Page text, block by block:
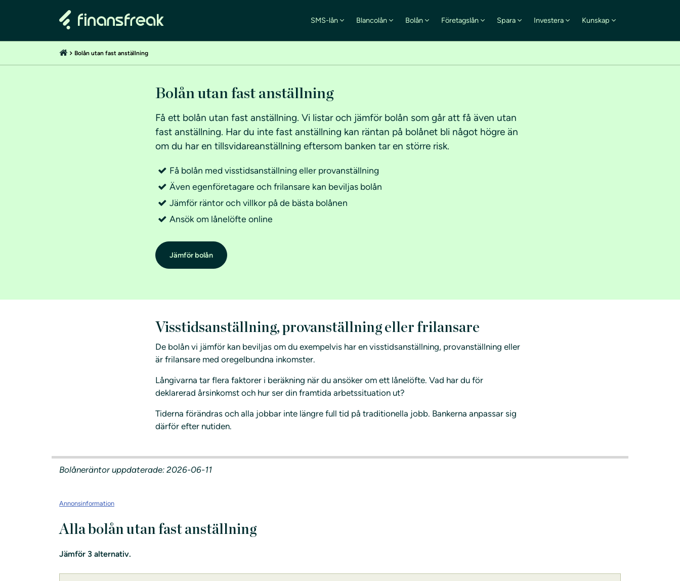
SMS-lån Blancolån Bolån Företagslån Spara Investera Kunskap
Bolån utan fast anställning
Bolån utan fast anställning
Få ett bolån utan fast anställning. Vi listar och jämför bolån som går att få även utan
fast anställning. Har du inte fast anställning kan räntan på bolånet bli något högre än
om du har en tillsvidareanställning eftersom banken tar en större risk.
Få bolån med visstidsanställning eller provanställning
Även egenföretagare och frilansare kan beviljas bolån
Jämför räntor och villkor på de bästa bolånen
Ansök om lånelöfte online
Jämför bolån
Visstidsanställning, provanställning eller frilansare
De bolån vi jämför kan beviljas om du exempelvis har en visstidsanställning, provanställning eller
är frilansare med oregelbundna inkomster.
Långivarna tar flera faktorer i beräkning när du ansöker om ett lånelöfte. Vad har du för
deklarerad årsinkomst och hur ser din framtida arbetssituation ut?
Tiderna förändras och alla jobbar inte längre full tid på traditionella jobb. Bankerna anpassar sig
därför efter nutiden.
Bolåneräntor uppdaterade: 2026-06-11
Annonsinformation
Alla bolån utan fast anställning
Jämför 3 alternativ.